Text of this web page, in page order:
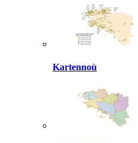
Kartennoù